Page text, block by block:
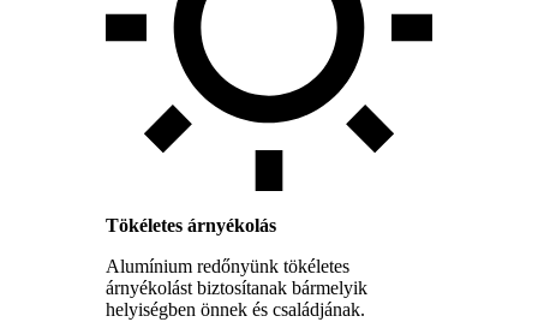
Tökéletes árnyékolás
Alumínium redőnyünk tökéletes
árnyékolást biztosítanak bármelyik
helyiségben önnek és családjának.